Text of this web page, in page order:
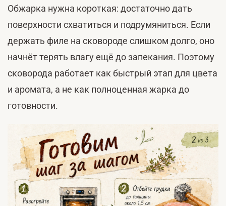
Обжарка нужна короткая: достаточно дать
поверхности схватиться и подрумяниться. Если
держать филе на сковороде слишком долго, оно
начнёт терять влагу ещё до запекания. Поэтому
сковорода работает как быстрый этап для цвета
и аромата, а не как полноценная жарка до
готовности.